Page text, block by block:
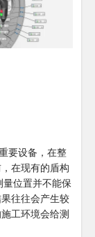
要设备，在整
在现有的盾构
位置并不能保
往往会产生较
工环境会给测